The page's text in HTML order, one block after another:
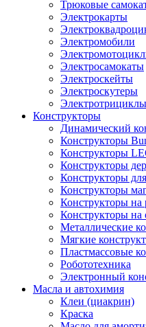
Трюковые
Электрокарты
Электромобили
Электросамокаты
Электроскейты
Электроскутеры
Электротрициклы
Конструкторы
Динамический
Конструкторы
Конструкторы
Конструкторы
Конструкторы
Конструкторы
Конструкторы на
Конструкторы на
Металлические
Мягкие
Пластмассовые
Робототехника
Электронный
Масла и автохимия
Клеи (циакрин)
Краска